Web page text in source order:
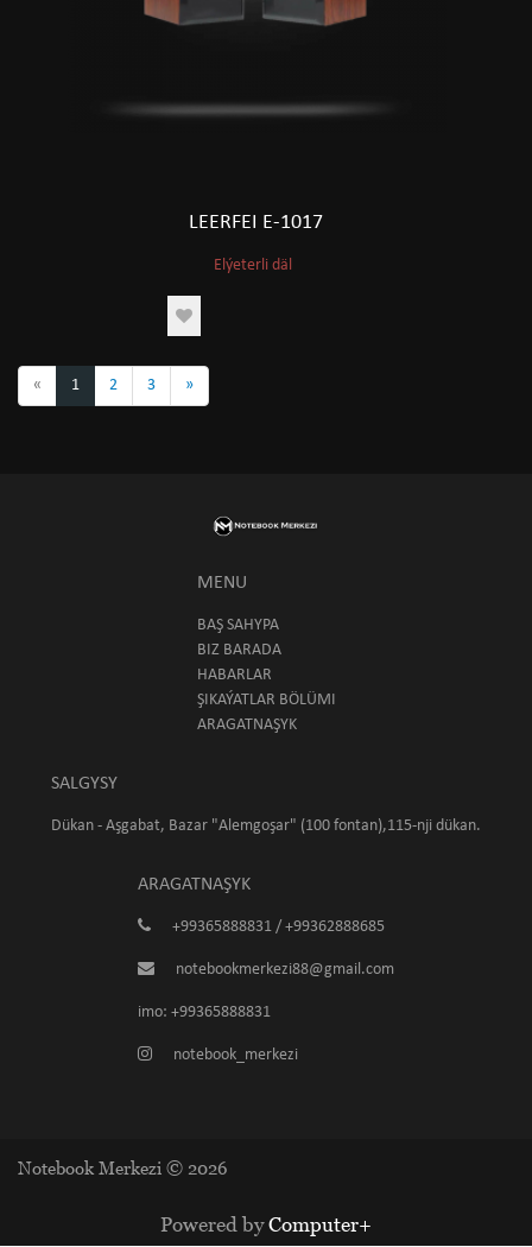
LEERFEI E-1017
Elýeterli däl
« 1 2 3 »
MENU
BAŞ SAHYPA
BIZ BARADA
HABARLAR
ŞIKAÝATLAR BÖLÜMI
ARAGATNAŞYK
SALGYSY
Dükan - Aşgabat, Bazar "Alemgoşar" (100 fontan),115-nji dükan.
ARAGATNAŞYK
+99365888831 / +99362888685
notebookmerkezi88@gmail.com
imo: +99365888831
notebook_merkezi
Notebook Merkezi © 2026
Powered byComputer+